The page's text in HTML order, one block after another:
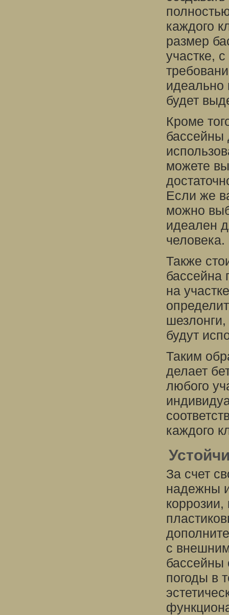
каждого
размер
участке,
идеально
будет
Кроме
бассейны
можете
Если же
можно
идеален
человека.
Также
бассейна
на
шезлонги,
будут
Таким
делает
любого
каждого
За счет
надежны
с
бассейны
погоды в